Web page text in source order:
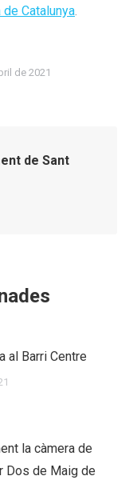
de Catalunya.
de 2021
de Sant
al Barri Centre
la càmera de
Dos de Maig de